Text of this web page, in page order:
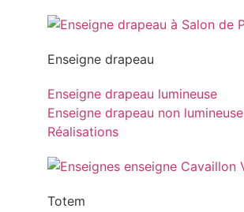
Enseigne drapeau
Enseigne drapeau lumineuse
Enseigne drapeau non lumineuse
Réalisations
Totem